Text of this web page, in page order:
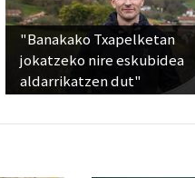
"Banakako Txapelketan
jokatzeko nire eskubidea
aldarrikatzen dut"